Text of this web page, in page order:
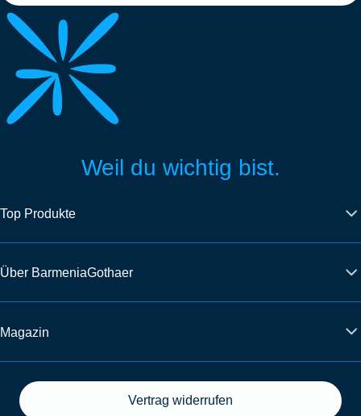
Weil du wichtig bist.
Top Produkte
Über BarmeniaGothaer
Magazin
Vertrag widerrufen